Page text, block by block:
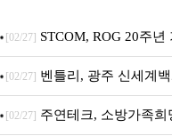
[02/27] STCOM, ROG 20주
Crosshair X870E EDITION
[02/27] 벤틀리, 광주 신세계
픈
[02/27] 주연테크, 소방가족